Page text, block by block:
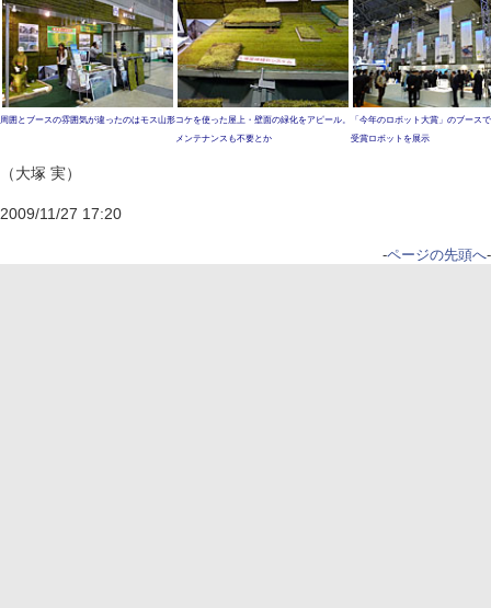
周囲とブースの雰囲気が違ったのはモス山形コケを使った屋上・壁面の緑化をアピール。
メンテナンスも不要とか
「今年のロボット大賞」のブース
受賞ロボットを展示
（大塚 実）
2009/11/27 17:20
-ページの先頭へ-